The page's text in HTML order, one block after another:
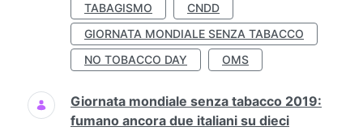
TABAGISMO
CNDD
GIORNATA MONDIALE SENZA TABACCO
NO TOBACCO DAY
OMS
Giornata mondiale senza tabacco 2019:
fumano ancora due italiani su dieci